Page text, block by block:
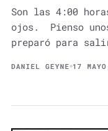
Son las 4:00
ojos. Pienso
preparó para
DANIEL GEYNE 17